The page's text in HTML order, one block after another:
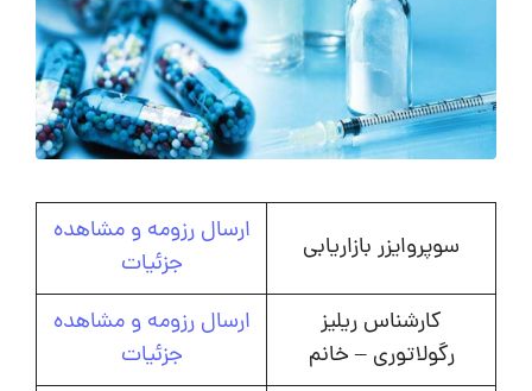
سوپروایزر بازاریابی
ارسال رزومه و مشاهده
جزئیات
کارشناس ریلیز
رگولاتوری – خانم
ارسال رزومه و مشاهده
جزئیات